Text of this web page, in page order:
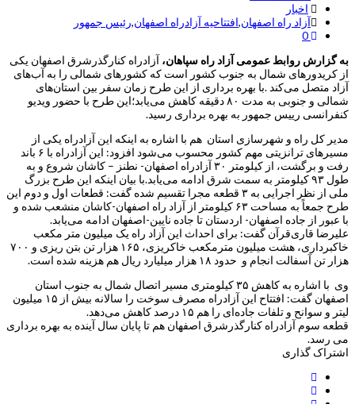
اخبار
آزاد راه اصفهان,افتتاحیه آزادراه اصفهان,رئیس جمهور
به گزارش روابط عمومی آزاد راه سپاهان، آزادراه کنارگذرشرق اصفهان یکی
از کریدور‌های شمال به جنوب کشور است که کشور‌های شمالی را به آب‌های
آزاد متصل می‌کند .با بهره برداری از این طرح زمان سفر بین استان‌های
شمالی و جنوبی به مدت ۸۰ دقیقه کاهش می‌یابد؛این طرح با حضور ویدیو
کنفرانسی رییس جمهور به بهره برداری رسید.
مدیر کل راه و شهرسازی استان هم با اشاره به اینکه این آزادراه یکی از
مسیر‌های ترانزیتی مهم کشور محسوب می‌شود افزود: این آزادراه با ۶ باند
رفت و برگشت، از کیلومتر ۳۰ آزادراه اصفهان- نطنز – کاشان شروع و به
طول ۹۳ کیلومتر به سمت شرق ادامه می‌یابد.با بیان اینکه این طرح بزرگ
ملی از نظر اجرایی به ۳ قطعه مجرا تقسیم شده گفت: قطعات اول و دوم این
طرح جمعاً به مساحت ۶۳ کیلومتر از آزاد راه اصفهان-کاشان منشعب شده و
با عبور از جاده اصفهان- اردستان تا جاده نایین-اصفهان ادامه می‌یابد.
علیرضا قاری‌قرآن گفت: برای احداث این آزاد راه یک میلیون متر مکعب
خاکبرداری، هشت میلیون مترمکعب خاکریزی، ۱۶۵ هزار تن بتن ریزی و ۷۰۰
هزار تن آسفالت انجام و حدود ۱۸ هزار میلیارد ریال هم هزینه شده است.
وی با اشاره به کاهش ۳۵ کیلومتری مسیر اتصال شمال به جنوب استان
اصفهان گفت: افتتاح این آزادراه مصرف سوخت را سالانه بیش از ۱۵ میلیون
لیتر و سوانح و تلفات جاده‌ای را هم ۱۵ درصد کاهش می‌دهد.
قطعه سوم آزادراه کنارگذرشرق اصفهان هم تا پایان سال آینده به بهره برداری
می رسد.
اشتراک گذاری